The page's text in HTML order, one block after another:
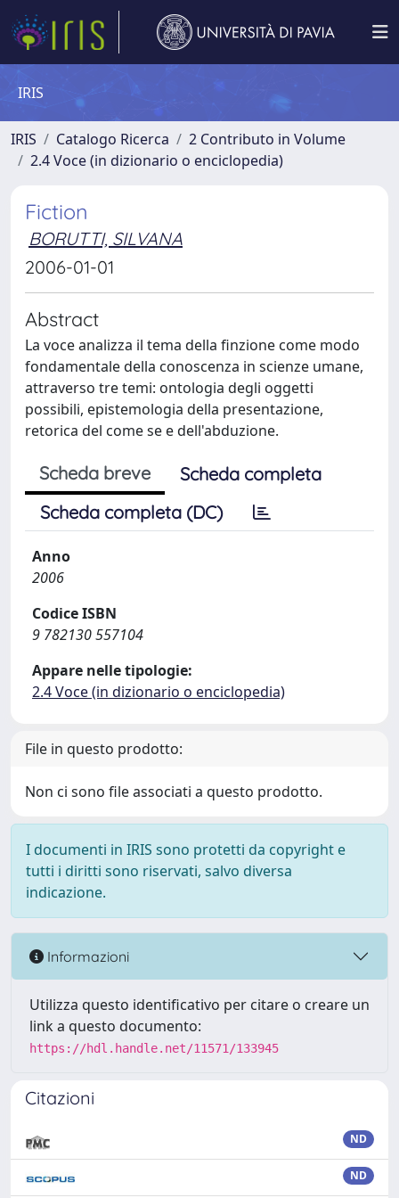
IRIS
IRIS Catalogo Ricerca
2 Contributo in Volume
2.4 Voce (in dizionario o enciclopedia)
Fiction
BORUTTI, SILVANA
2006-01-01
Abstract
La voce analizza il tema della finzione come modo
fondamentale della conoscenza in scienze umane,
attraverso tre temi: ontologia degli oggetti
possibili, epistemologia della presentazione,
retorica del come se e dell'abduzione.
Scheda breve
Scheda completa
Scheda completa (DC)
Anno
2006
Codice ISBN
9 782130 557104
Appare nelle tipologie:
2.4 Voce (in dizionario o enciclopedia)
File in questo prodotto:
Non ci sono file associati a questo prodotto.
I documenti in IRIS sono protetti da copyright e
tutti i diritti sono riservati, salvo diversa
indicazione.
Informazioni
Utilizza questo identificativo per citare o creare un
link a questo documento:
https://hdl.handle.net/11571/133945
Citazioni
ND
ND